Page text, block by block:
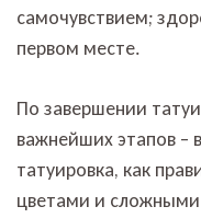
самочувствием;
первом месте.
По завершении
важнейших этапов –
татуировка, как
цветами и